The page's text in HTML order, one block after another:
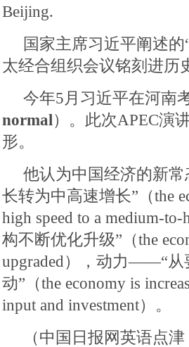
Beijing.
国家主席习近平阐述
太经合组织会议铭刻进历
今年5月习近平在河南
normal）。此次APEC演
形。
他认为中国经济的新
长转为中高速增长”（the
high speed to a medium-
构不断优化升级”（the
upgraded），动力——“从
动”（the economy is
input and investment）。
（中国日报网英语点津